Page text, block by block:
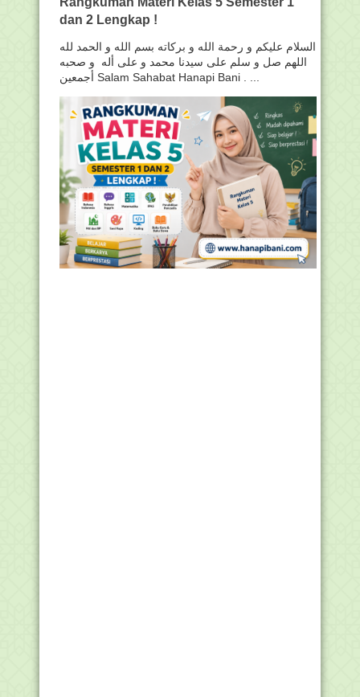
dan 2 Lengkap !
السلام عليكم و رحمة الله و بركاته بسم الله و الحمد لله
اللهم صل و سلم على سيدنا محمد و على أله و صحبه
أجمعين Salam Sahabat Hanapi Bani . ...